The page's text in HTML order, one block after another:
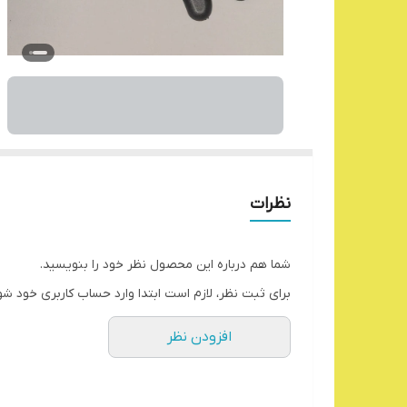
نظرات
شما هم درباره این محصول نظر خود را بنویسید.
برای ثبت نظر، لازم است ابتدا وارد حساب کاربری خود
افزودن نظر